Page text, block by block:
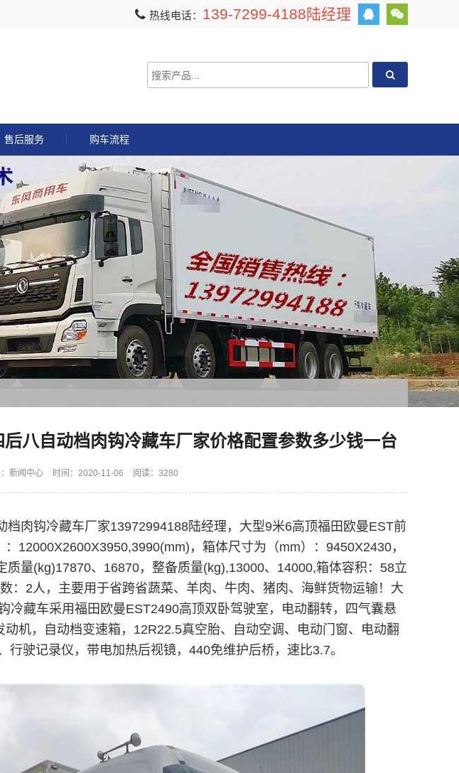
热线电话： 139-7299-4188陆经理
售后服务 购车流程
八自动档肉钩冷藏车厂家价格配置参数多少钱一台
新闻中心 时间：2020-11-06 阅读：3280
档肉钩冷藏车厂家13972994188陆经理，大型9米6高顶福田欧曼EST前
12000X2600X3950,3990(mm)，箱体尺寸为（mm）： 9450X2430，
质量(kg)17870、16870，整备质量(kg),13000、14000,箱体容积：58立
：2人， 主要用于省跨省蔬菜、羊肉、牛肉、猪肉、海鲜货物运输！ 大
冷藏车采用福田欧曼EST2490高顶双卧驾驶室，电动翻转，四气囊悬
机，
自动档变速箱 ，12R22.5真空胎、自动空调、电动门窗、电动翻
驶记录仪，带电加热后视镜，440免维护后桥，速比3.7。